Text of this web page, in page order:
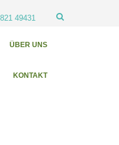
49431
ÜBER UNS
KONTAKT